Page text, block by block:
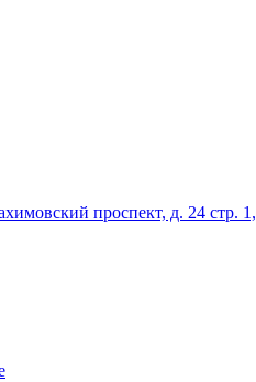
проспект, д. 24 стр. 1,